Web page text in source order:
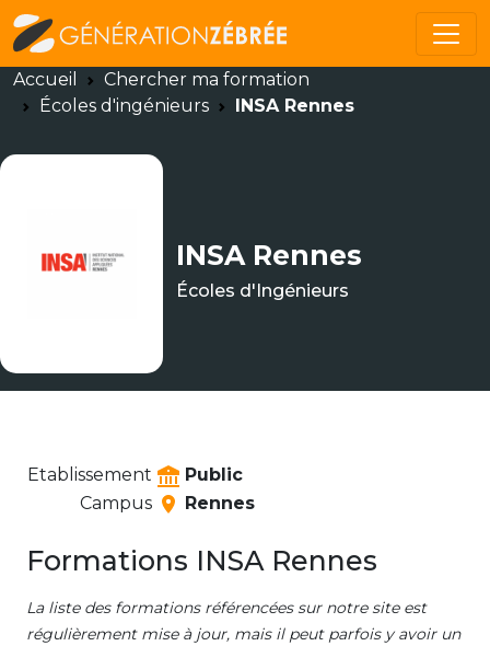
Accueil
Chercher ma formation
Écoles d'ingénieurs
INSA Rennes
INSA Rennes
Écoles d'Ingénieurs
Etablissement
Public
Campus
Rennes
Formations INSA Rennes
La liste des formations référencées sur notre site est
régulièrement mise à jour, mais il peut parfois y avoir un